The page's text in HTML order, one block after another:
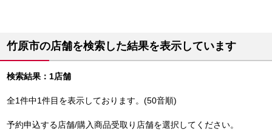
竹原市の店舗を検索した結果を表示しています
検索結果：1店舗
全1件中1件目を表示しております。(50音順)
予約申込する店舗/購入商品受取り店舗を選択してください。